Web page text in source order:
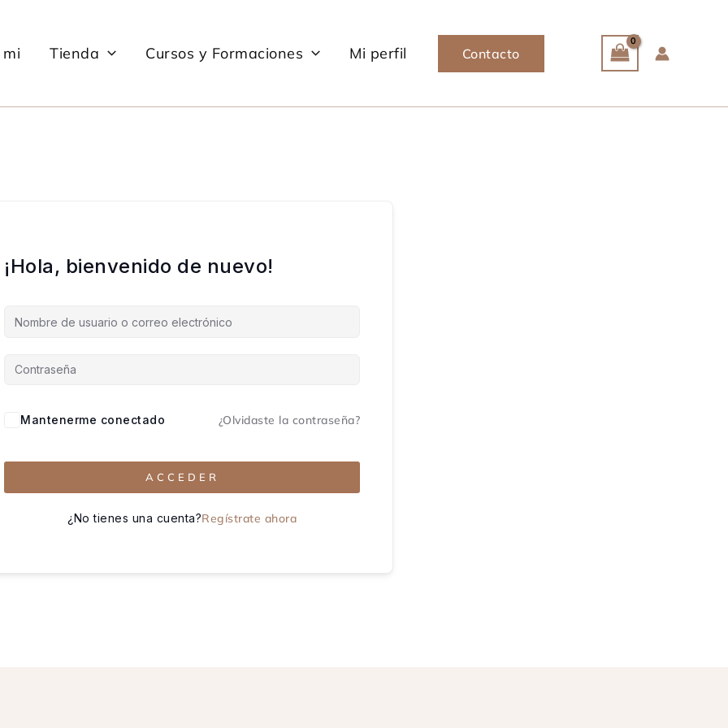
Tienda Cursos y Formaciones Mi perfil Contacto
¡Hola, bienvenido de nuevo!
Mantenerme conectado ¿Olvidaste la contraseña?
ACCEDER
¿No tienes una cuenta?Regístrate ahora